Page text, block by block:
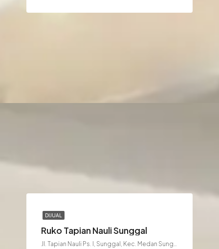
DIJUAL
Ruko Tapian Nauli Sunggal
Jl. Tapian Nauli Ps. I, Sunggal, Kec. Medan Sunggal, Kota Medan, Sumatera Utara 20128